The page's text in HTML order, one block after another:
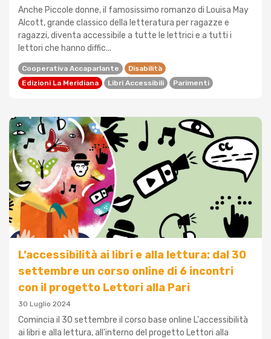
Anche Piccole donne, il famosissimo romanzo di Louisa May
Alcott, grande classico della letteratura per ragazze e
ragazzi, diventa accessibile a tutte le lettrici e a tutti i
lettori che hanno diffic...
Cooperativa Accaparlante
Disabilità
Edizioni La Meridiana
Libri Accessibili Parimenti
L’accessibilità ai libri e alla lettura: dal 30
settembre un corso online di 6 incontri
con il progetto Lettori alla Pari
30 Luglio 2024
Comincia il 30 settembre il corso base online L'accessibilità
ai libri e alla lettura, all'interno del progetto Lettori alla